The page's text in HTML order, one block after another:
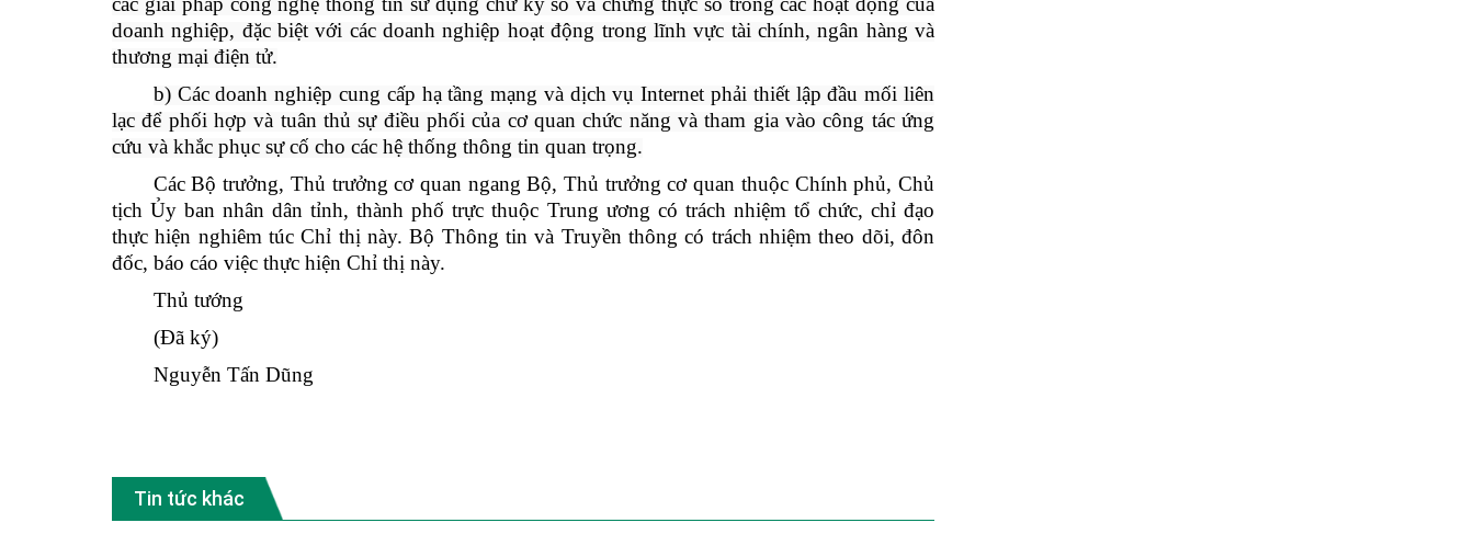
doanh nghiệp, đặc biệt với các doanh nghiệp hoạt động trong lĩnh vực tài chính, ngân hàng và
thương mại điện tử.
b) Các doanh nghiệp cung cấp hạ tầng mạng và dịch vụ Internet phải thiết lập đầu mối liên
lạc để phối hợp và tuân thủ sự điều phối của cơ quan chức năng và tham gia vào công tác ứng
cứu và khắc phục sự cố cho các hệ thống thông tin quan trọng.
Các Bộ trưởng, Thủ trưởng cơ quan ngang Bộ, Thủ trưởng cơ quan thuộc Chính phủ, Chủ
tịch Ủy ban nhân dân tỉnh, thành phố trực thuộc Trung ương có trách nhiệm tổ chức, chỉ đạo
thực hiện nghiêm túc Chỉ thị này. Bộ Thông tin và Truyền thông có trách nhiệm theo dõi, đôn
đốc, báo cáo việc thực hiện Chỉ thị này.
Thủ tướng
(Đã ký)
Nguyễn Tấn Dũng
Tin tức khác